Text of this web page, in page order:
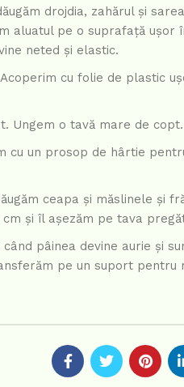
drojdia, zahărul și
aluatul pe o suprafață ușor
neted și elastic.
cu folie de plastic
Ungem o tavă mare de copt.
cu un prosop de hârtie
ceapa și măslinele și
și îl așezăm pe tava
pâinea devine aurie și
pe un suport pentru